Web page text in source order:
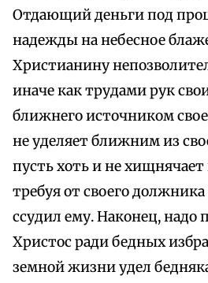
Отдающий деньги под
надежды на небесное
Христианину
иначе как трудами рук
ближнего источником
не уделяет ближним из
пусть хоть и не хищнячает
требуя от своего
ссудил ему. Наконец, надо
Христос ради бедных
земной жизни удел